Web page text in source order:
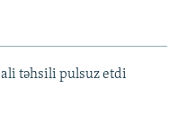
təhsili pulsuz etdi